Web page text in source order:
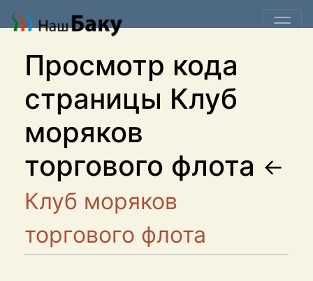
Просмотр кода
страницы Клуб
моряков
торгового флота ←
Клуб моряков
торгового флота